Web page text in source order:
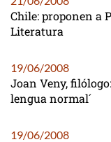
Chile: proponen a
Literatura
19/06/2008
Joan Veny,
lengua normal´
19/06/2008